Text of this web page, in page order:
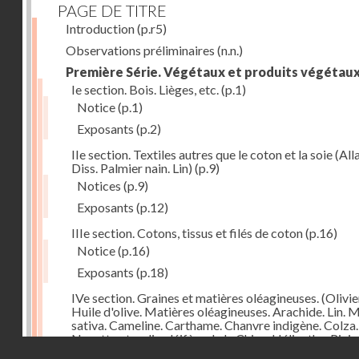
PAGE DE TITRE
Introduction(p.r5)
Observations préliminaires (n.n.)
Première Série. Végétaux et produits
Ie section. Bois. Lièges, etc. (p.1)
Notice(p.1)
Exposants (p.2)
IIe section. Textiles autres que le coton et la soie
Diss. Palmier nain. Lin) (p.9)
Notices (p.9)
Exposants (p.12)
IIIe section. Cotons, tissus et filés de coton(p.16)
Notice(p.16)
Exposants (p.18)
IVe section. Graines et matières oléagineuses.
Huile d'olive. Matières oléagineuses. Arachide. Lin.
sativa. Cameline. Carthame. Chanvre indigène. Colza.
Navette et radis oléifère de la Chine. Hélianthe, Ricin.